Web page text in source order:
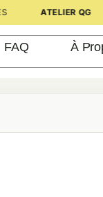
ATELIER QG
FAQ À